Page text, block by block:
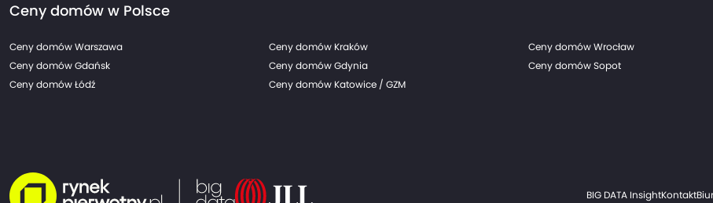
Ceny domów w Polsce
Ceny domów Warszawa Ceny domów Kraków Ceny domów Wrocław
Ceny domów Gdańsk
Ceny domów Gdynia Ceny domów Sopot
Ceny domów Łódź
Ceny domów Katowice / GZM
BIG DATA InsightKontakt